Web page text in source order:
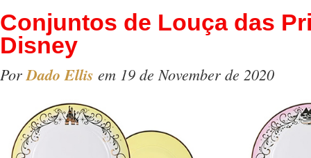
Conjuntos de Louça das
Disney
PorDado Ellis em 19 de November de 2020